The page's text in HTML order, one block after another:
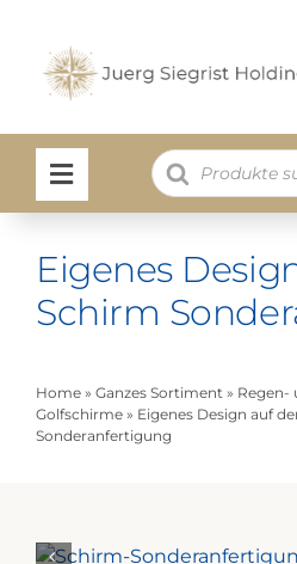
springen
Products
search
Eigenes
Schirm
Home» Ganzes Sortiment» Regen-
Golfschirme» Eigenes Design auf
Sonderanfertigung